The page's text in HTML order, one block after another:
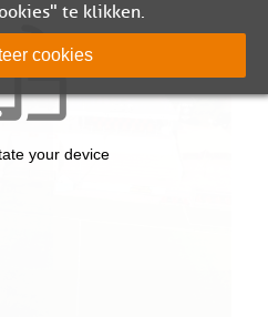
te klikken.
cookies